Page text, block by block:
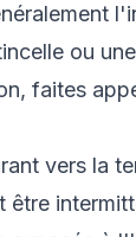
ou
faites
vers la